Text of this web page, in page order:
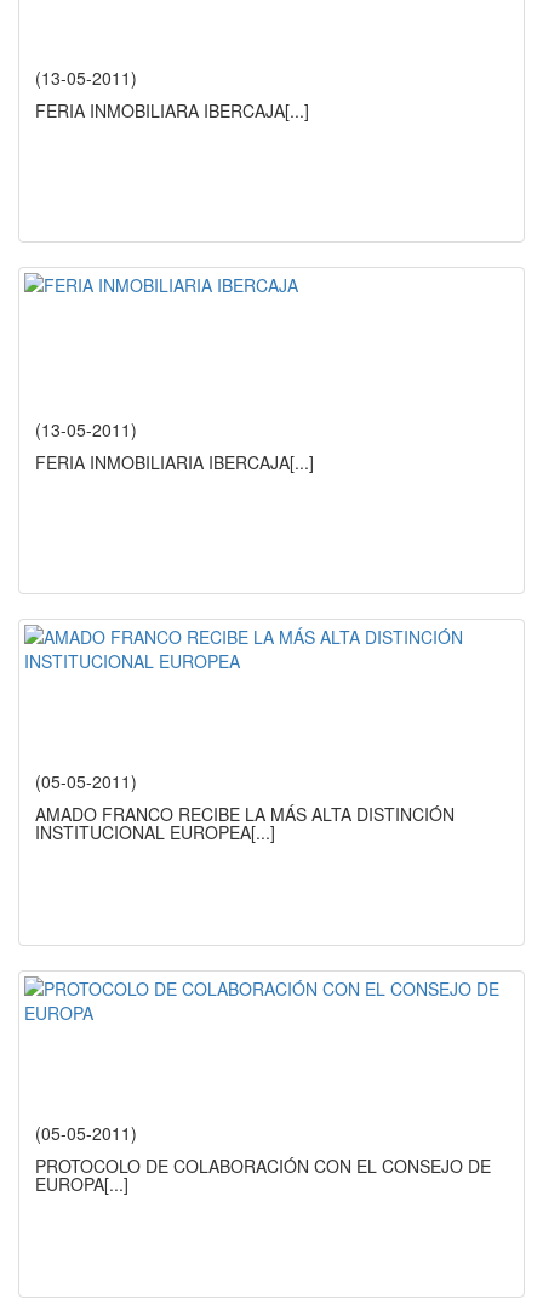
(13-05-2011)
FERIA INMOBILIARA IBERCAJA[...]
(13-05-2011)
FERIA INMOBILIARIA IBERCAJA[...]
(05-05-2011)
AMADO FRANCO RECIBE LA MÁS ALTA DISTINCIÓN
INSTITUCIONAL EUROPEA[...]
(05-05-2011)
PROTOCOLO DE COLABORACIÓN CON EL CONSEJO DE
EUROPA[...]